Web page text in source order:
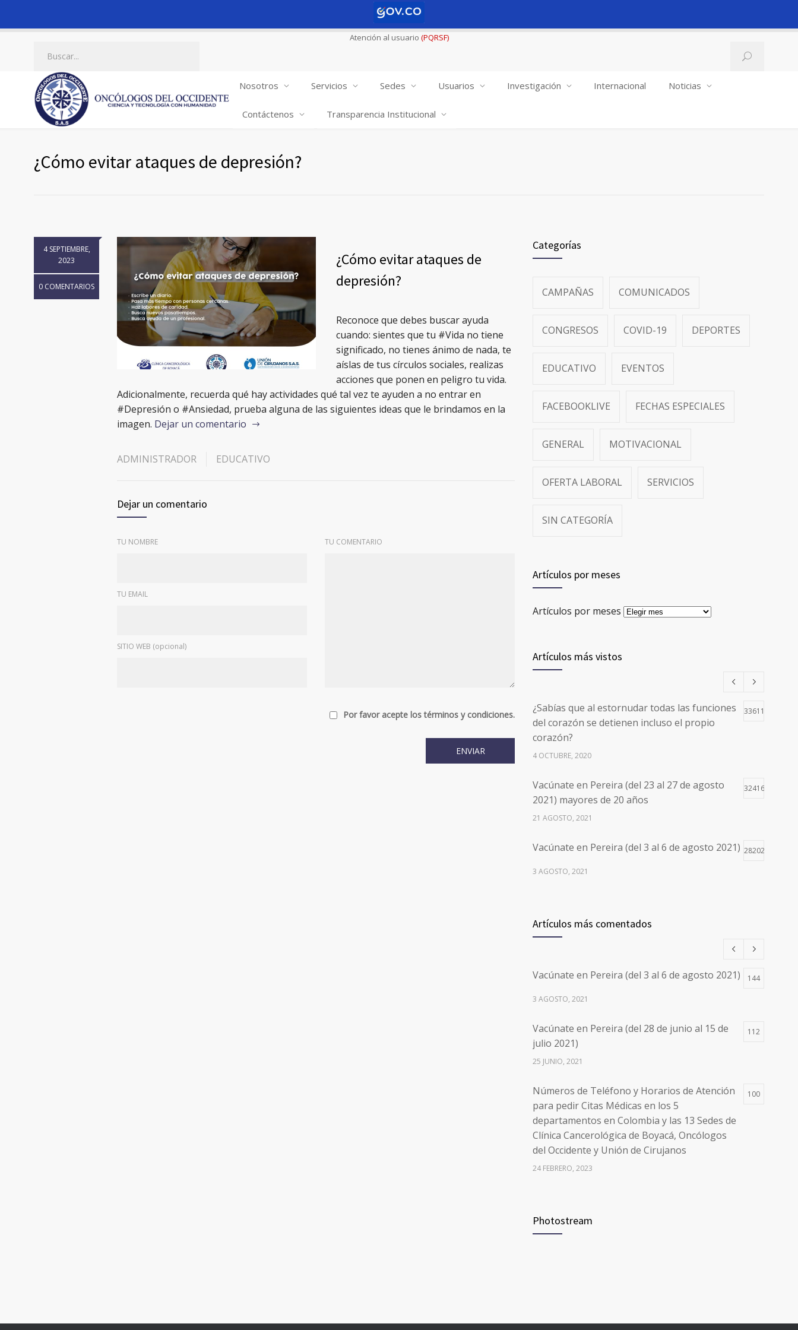
Atención al usuario (PQRSF)
Nosotros Servicios Sedes Usuarios Investigación Internacional Noticias
Contáctenos Transparencia Institucional
¿Cómo evitar ataques de depresión?
4 SEPTIEMBRE,
2023
0 COMENTARIOS
¿Cómo evitar ataques de
depresión?
Reconoce que debes buscar ayuda
cuando: sientes que tu #Vida no tiene
significado, no tienes ánimo de nada, te
aíslas de tus círculos sociales, realizas
acciones que ponen en peligro tu vida.
Adicionalmente, recuerda qué hay actividades qué tal vez te ayuden a no entrar en
#Depresión o #Ansiedad, prueba alguna de las siguientes ideas que le brindamos en la
imagen. Dejar un comentario
ADMINISTRADOR EDUCATIVO
Dejar un comentario
TU NOMBRE
TU EMAIL
SITIO WEB (opcional)
TU COMENTARIO
Por favor acepte los términos y condiciones.
Categorías
CAMPAÑAS COMUNICADOS
CONGRESOS COVID-19 DEPORTES
EDUCATIVO EVENTOS
FACEBOOKLIVE FECHAS ESPECIALES
GENERAL MOTIVACIONAL
OFERTA LABORAL SERVICIOS
SIN CATEGORÍA
Artículos por meses
Artículos por meses
Artículos más vistos
¿Sabías que al estornudar todas las funciones
del corazón se detienen incluso el propio
corazón?
33611
4 OCTUBRE, 2020
Vacúnate en Pereira (del 23 al 27 de agosto
2021) mayores de 20 años
32416
21 AGOSTO, 2021
Vacúnate en Pereira (del 3 al 6 de agosto 2021) 28202
3 AGOSTO, 2021
2021) mayores de 20 años
para pedir Citas Médicas en los 5
del Occidente y Unión de Cirujanos
24 FEBRERO, 2023
Artículos más comentados
Vacúnate en Pereira (del 3 al 6 de agosto 2021) 144
3 AGOSTO, 2021
Vacúnate en Pereira (del 28 de junio al 15 de
julio 2021)
112
25 JUNIO, 2021
Números de Teléfono y Horarios de Atención
para pedir Citas Médicas en los 5
departamentos en Colombia y las 13 Sedes de
Clínica Cancerológica de Boyacá, Oncólogos
del Occidente y Unión de Cirujanos
100
24 FEBRERO, 2023
3 JUNIO, 2021
Photostream